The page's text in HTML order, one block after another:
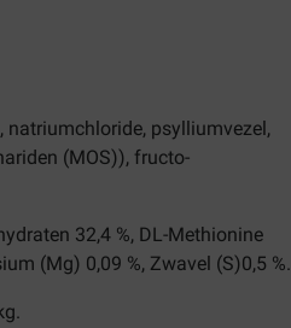
natriumchloride, psylliumvezel,
(MOS)), fructo-
32,4 %, DL-Methionine
(Mg) 0,09 %, Zwavel (S)0,5 %.